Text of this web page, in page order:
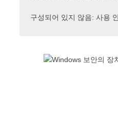
구성되어 있지 않음: 사용